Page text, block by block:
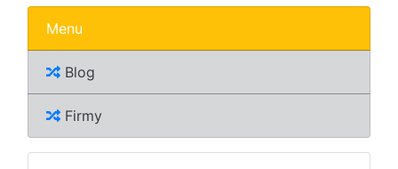
Menu
Blog
Firmy